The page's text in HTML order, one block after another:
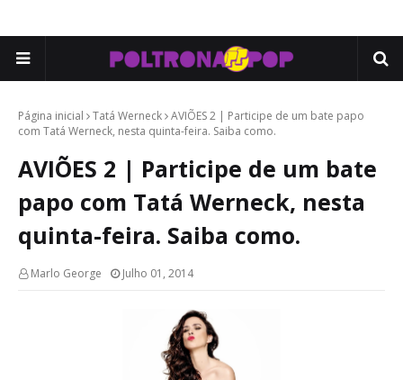
Página inicial Tatá Werneck AVIÕES 2 | Participe de um bate papo
com Tatá Werneck, nesta quinta-feira. Saiba como.
AVIÕES 2 | Participe de um bate
papo com Tatá Werneck, nesta
quinta-feira. Saiba como.
Marlo George Julho 01, 2014